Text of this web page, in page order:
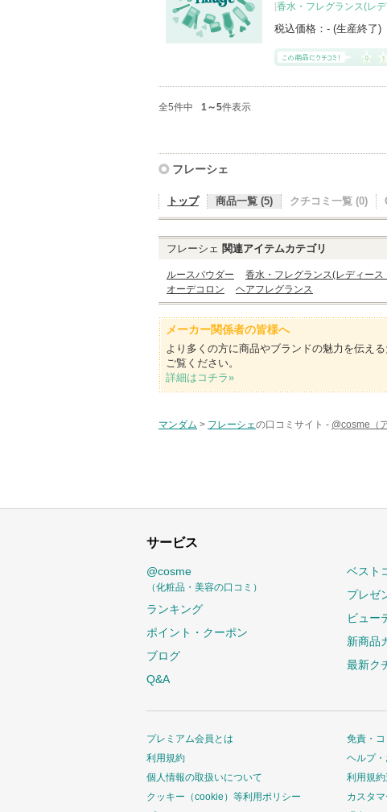
[香水・フレグランス(レ
税込価格： - (生産終了)
全5件中 1～5件表示
フレーシェ
トップ 商品一覧 (5) クチコミ一覧 (0)
フレーシェ 関連アイテムカテゴリ
ルースパウダー 香水・フレグランス(レディース
オーデコロン
ヘアフレグランス
メーカー関係者の皆様へ
より多くの方に商品やブランドの魅力を伝え
ご覧ください。
詳細はコチラ»
マンダム > フレーシェの口コミサイト - @cosme（
サービス
@cosme
（化粧品・美容の口コミ）
ランキング
ポイント・クーポン
ブログ
Q&A
ベスト
プレゼ
ビュー
新商品
最新ク
プレミアム会員とは
利用規約
個人情報の取扱いについて
クッキー（cookie）等利用ポリシー
免責・コ
ヘルプ
利用規
カスタ